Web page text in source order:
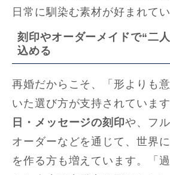
日常に馴染む素材が好まれてい
刻印やオーダーメイドで“二
込める
再婚だからこそ、「形よりも
いた選び方が支持されています
日・メッセージの刻印や、フ
オーダーなどを通じて、世界
を作る方も増えています。「